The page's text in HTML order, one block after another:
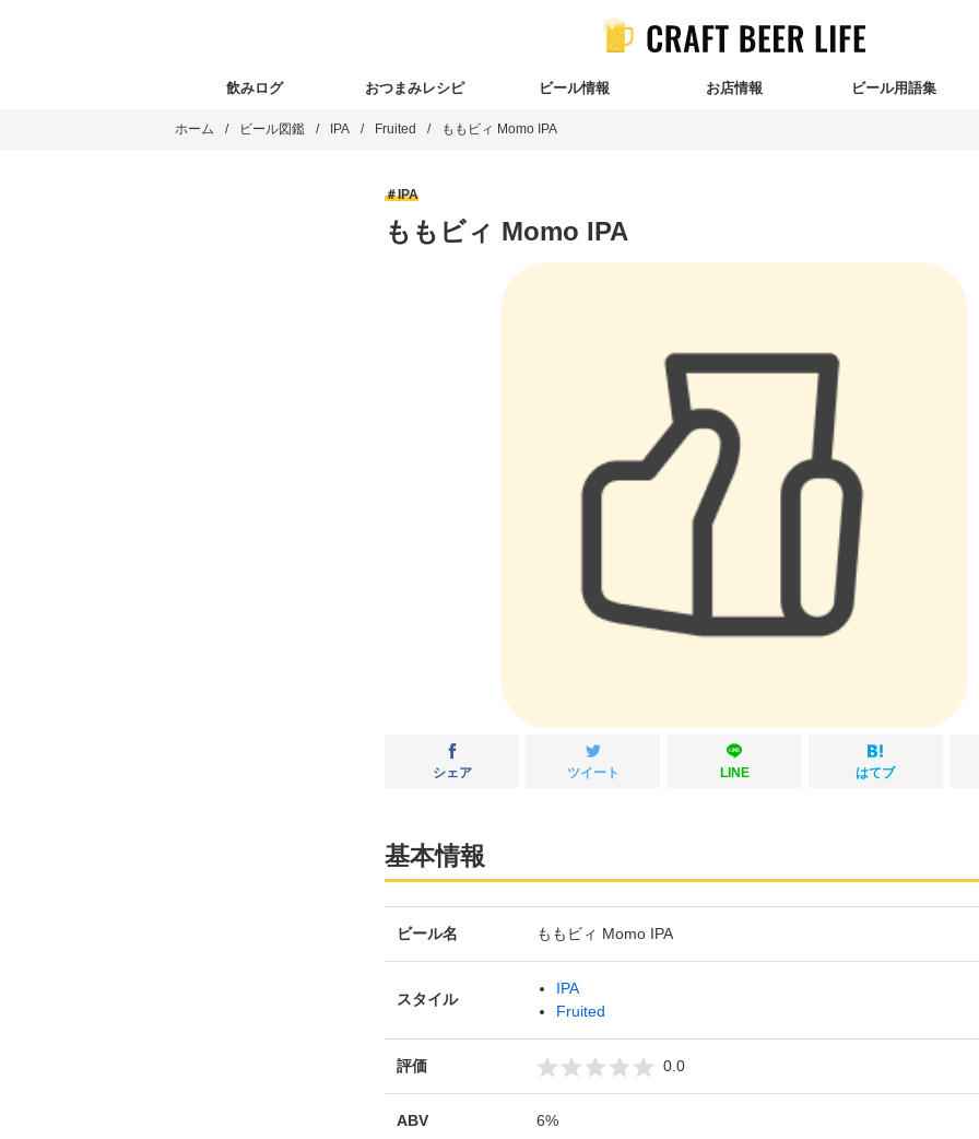
飲みログ おつまみレシピ ビール情報 お店情報 ビール用語集
ホーム ビール図鑑 IPA Fruited ももビィ Momo IPA
IPA
ももビィ Momo IPA
シェア ツイート LINE はてブ
基本情報
ビール名 ももビィ Momo IPA
スタイル
IPA
Fruited
評価 0.0
ABV 6%